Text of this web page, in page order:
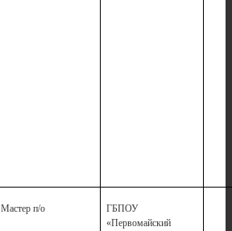
Мастер п/о
ГБПОУ
«Первомайский